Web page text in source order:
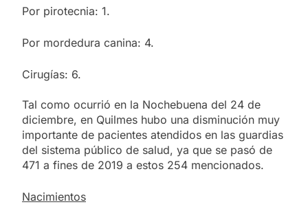
Por pirotecnia: 1.
Por mordedura canina: 4.
Cirugías: 6.
Tal como ocurrió en la Nochebuena del 24 de
diciembre, en Quilmes hubo una disminución muy
importante de pacientes atendidos en las guardias
del sistema público de salud, ya que se pasó de
471 a fines de 2019 a estos 254 mencionados.
Nacimientos